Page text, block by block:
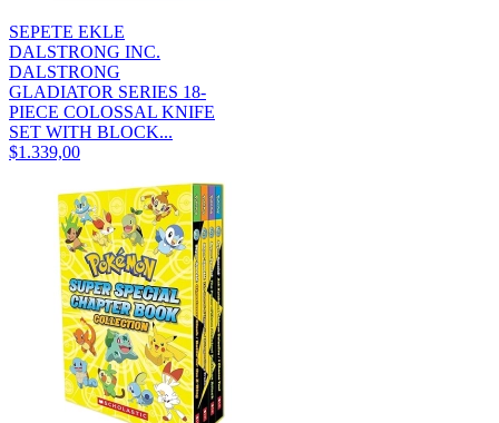
SEPETE EKLE
DALSTRONG INC.
DALSTRONG
GLADIATOR SERIES 18-
PIECE COLOSSAL KNIFE
SET WITH BLOCK...
$1.339,00